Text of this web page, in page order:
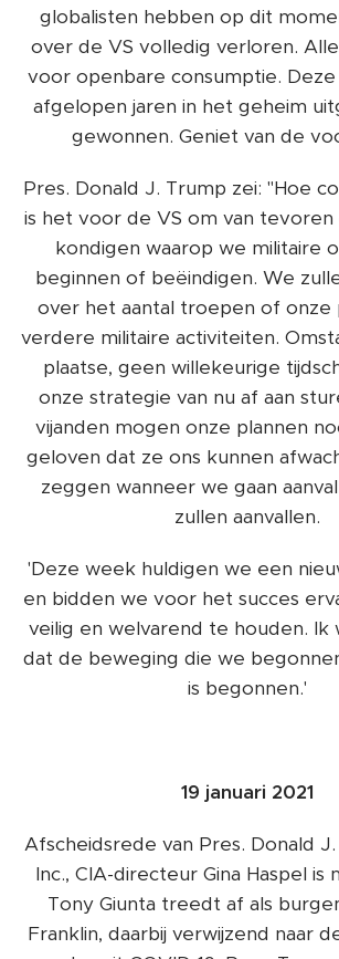
globalisten hebben op dit
over de VS volledig verloren.
voor openbare consumptie.
afgelopen jaren in het geheim
gewonnen. Geniet van de
Pres. Donald J. Trump zei: "Hoe
is het voor de VS om van tevoren
kondigen waarop we militaire
beginnen of beëindigen. We
over het aantal troepen of onze
verdere militaire activiteiten.
plaatse, geen willekeurige
onze strategie van nu af aan
vijanden mogen onze plannen
geloven dat ze ons kunnen
zeggen wanneer we gaan
zullen aanvallen.
'Deze week huldigen we een
en bidden we voor het succes
veilig en welvarend te houden. Ik
dat de beweging die we
is begonnen.'
19 januari 2021
Afscheidsrede van Pres. Donald
Inc., CIA-directeur Gina Haspel is
Tony Giunta treedt af als
Franklin, daarbij verwijzend naar